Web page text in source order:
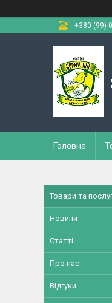
+380 (99)
Головна
Товари та
Новини
Статті
Про нас
Відгуки